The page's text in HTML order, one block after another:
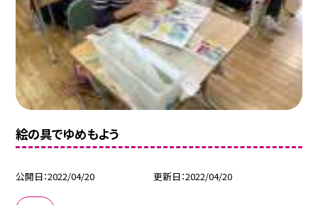
絵の具でゆめもよう
公開日 2022/04/20 更新日 2022/04/20